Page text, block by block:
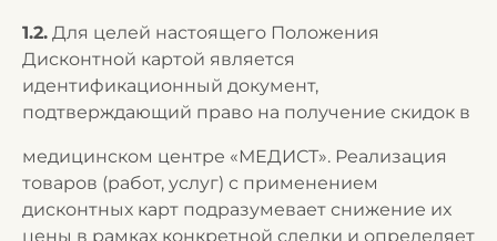
1.2. Для целей настоящего Положения
Дисконтной картой является
идентификационный документ,
подтверждающий право на получение скидок в
медицинском центре «МЕДИСТ». Реализация
товаров (работ, услуг) с применением
дисконтных карт подразумевает снижение их
цены в рамках конкретной сделки и определяет